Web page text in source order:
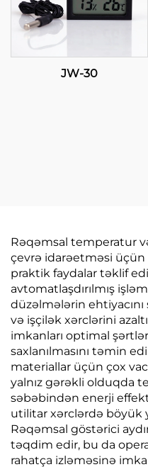
JW-30
Rəqəmsal temperatur
çevrə idarəetməsi üçün
praktik faydalar təklif
avtomatlaşdırılmış
düzəlmələrin ehtiyacını
və işçilək xərclərini
imkanları optimal
saxlanılmasını təmin
materiallar üçün çox
yalnız gərəkli olduqda
səbəbindən enerji
utilitar xərclərdə böyük
Rəqəmsal göstərici
təqdim edir, bu da
rahatça izləməsinə